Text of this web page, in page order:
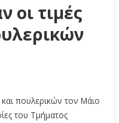
οι τιμές
πουλερικών τον Μάιο
του Τμήματος